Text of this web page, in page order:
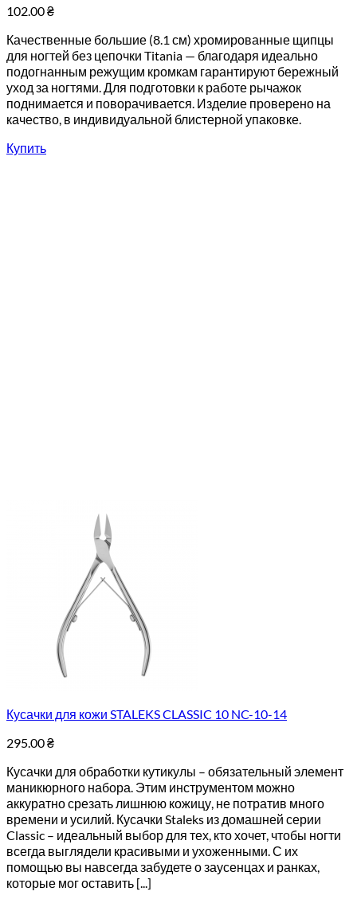
102.00₴
Качественные большие (8.1 см) хромированные щипцы
для ногтей без цепочки Titania — благодаря идеально
подогнанным режущим кромкам гарантируют бережный
уход за ногтями. Для подготовки к работе рычажок
поднимается и поворачивается. Изделие проверено на
качество, в индивидуальной блистерной упаковке.
Купить
Кусачки для кожи STALEKS CLASSIC 10 NC-10-14
295.00₴
Кусачки для обработки кутикулы – обязательный элемент
маникюрного набора. Этим инструментом можно
аккуратно срезать лишнюю кожицу, не потратив много
времени и усилий. Кусачки Staleks из домашней серии
Classic – идеальный выбор для тех, кто хочет, чтобы ногти
всегда выглядели красивыми и ухоженными. С их
помощью вы навсегда забудете о заусенцах и ранках,
которые мог оставить [...]